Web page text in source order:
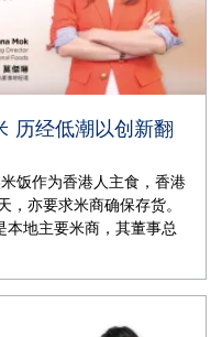
历经低潮以创新翻
饭作为香港人主食，香港
亦要求米商确保存货。
本地主要米商，其董事总